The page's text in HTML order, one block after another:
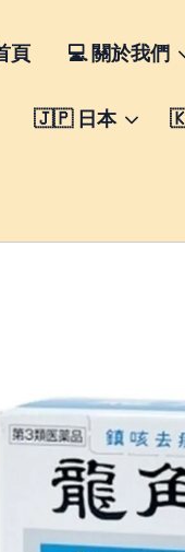
頁 💻 關於我們
🇯🇵 日本